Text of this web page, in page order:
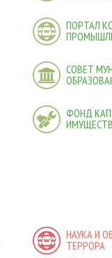
ПОРТАЛ
СОВЕТ
ФОНД
НАУКА И
ТЕРРОРА